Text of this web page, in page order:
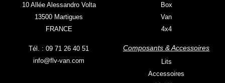
10 Allée Alessandro Volta
13500 Martigues
FRANCE
Tél. : 09 71 26 40 51
info@flv-van.com
Box
Van
4x4
Composants & Accessoires
Lits
Accessoires